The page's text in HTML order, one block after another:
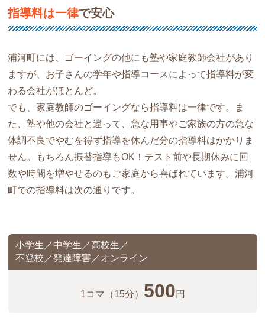
指導料は一律で安心
浦河町には、ゴーイングの他にも塾や家庭教師会社があり
ますが、お子さんの学年や指導コースによって指導料が変
わる会社がほとんど。
でも、家庭教師のゴーイングなら指導料は一律です。ま
た、塾や他の会社と違って、急な用事やご家族の方の急な
体調不良でやむを得ず指導を休んだ分の指導料はかかりま
せん。もちろん振替指導もOK！テスト前や長期休みに回
数や時間を増やせるのもご家庭から喜ばれています。浦河
町での指導料は次の通りです。
小学生／中学生／高校生／
不登校／発達障害／オンライン
1コマ （15分） 500 円